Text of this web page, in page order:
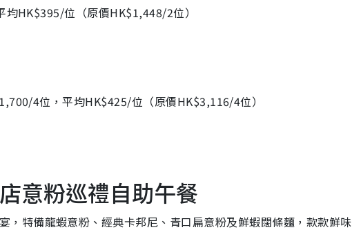
HK$395/位（原價HK$1,448/2位）
4位，平均HK$425/位（原價HK$3,116/4位）
意粉巡禮自助午餐
，特備龍蝦意粉、經典卡邦尼、青口扁意粉及鮮蝦闊條麵，款款鮮味